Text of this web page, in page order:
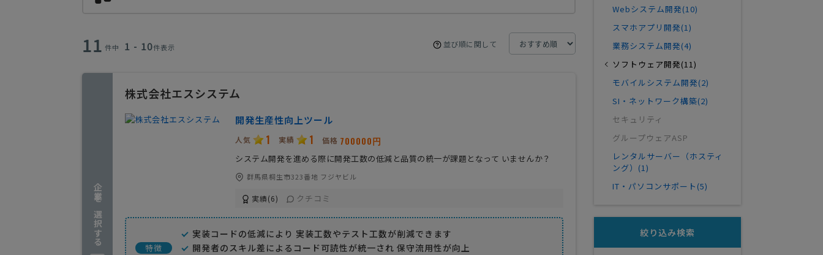
11 件中 1 - 10件表示 並び順に関して
企業を選択する
株式会社エスシステム
開発生産性向上ツール
人気 1 実績 1 価格 700000円
システム開発を進める際に開発工数の低減と品質の統一が課題となって いませんか？
群馬県桐生市323番地 フジヤビル
実績(6) クチコミ
特徴
実装コードの低減により 実装工数やテスト工数が削減できます
開発者のスキル差によるコード可読性が統一され 保守流用性が向上
Webシステム開発(10)
スマホアプリ開発(1)
業務システム開発(4)
ソフトウェア開発(11)
モバイルシステム開発(2)
SI・ネットワーク構築(2)
セキュリティ
グループウェアASP
レンタルサーバー（ホスティ
ング）(1)
IT・パソコンサポート(5)
絞り込み検索